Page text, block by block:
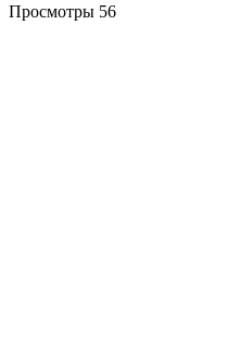
Просмотры 56